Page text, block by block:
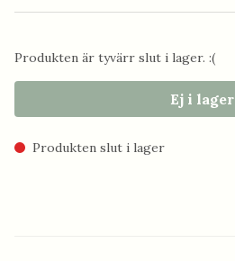
Produkten är tyvärr slut i lager. :(
Ej i lager
Produkten slut i lager